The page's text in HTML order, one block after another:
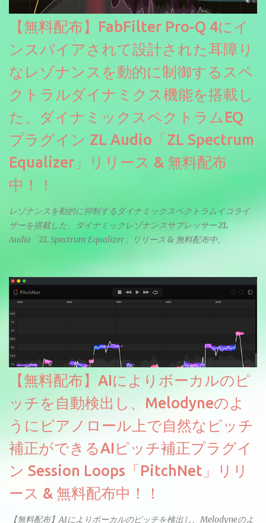
【無料配布】FabFilter Pro-Q 4にイ
ンスパイアされて設計された耳障り
なレゾナンスを動的に制御するスペ
クトラルダイナミクス機能を搭載し
た、ダイナミックスペクトラムEQ
プラグイン ZL Audio「ZL Spectrum
Equalizer」リリース & 無料配布
中！！
レゾナンスを動的に抑制するダイナミックスペクトラムイコライ
ザーを搭載した、ダイナミックレゾナンスサプレッサー ZL
Audio「ZL Spectrum Equalizer」リリース & 無料配布中。
【無料配布】AIによりボーカルのピ
ッチを自動検出し、Melodyneのよ
うにピアノロール上で自然なピッチ
補正ができるAIピッチ補正プラグイ
ン Session Loops「PitchNet」リリ
ース & 無料配布中！！
【無料配布】AIによりボーカルのピッチを検出し、Melodyneのよ